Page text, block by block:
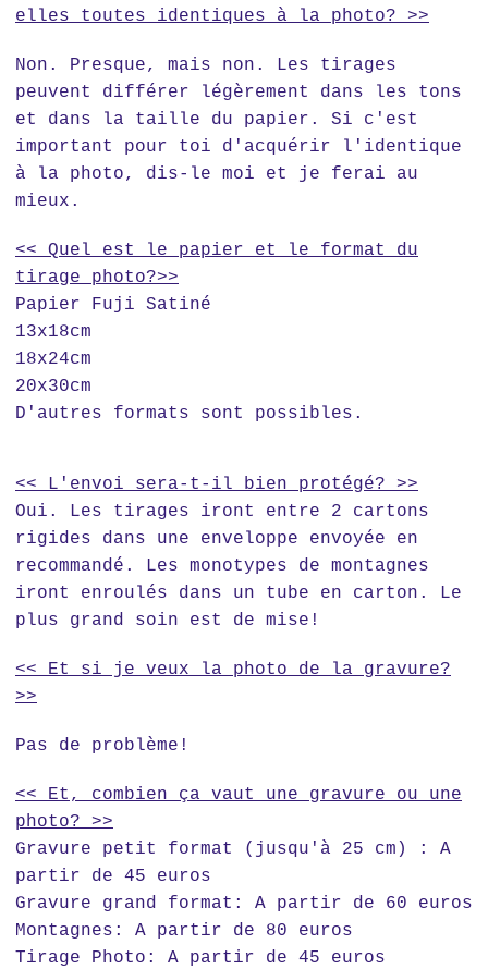
elles toutes identiques à la photo? >>
Non. Presque, mais non. Les tirages
peuvent différer légèrement dans les tons
et dans la taille du papier. Si c'est
important pour toi d'acquérir l'identique
à la photo, dis-le moi et je ferai au
mieux.
<< Quel est le papier et le format du
tirage photo?>>
Papier Fuji Satiné
13x18cm
18x24cm
20x30cm
D'autres formats sont possibles.
<< L'envoi sera-t-il bien protégé? >>
Oui. Les tirages iront entre 2 cartons
rigides dans une enveloppe envoyée en
recommandé. Les monotypes de montagnes
iront enroulés dans un tube en carton. Le
plus grand soin est de mise!
<< Et si je veux la photo de la gravure?
>>
Pas de problème!
<< Et, combien ça vaut une gravure ou une
photo? >>
Gravure petit format (jusqu'à 25 cm) : A
partir de 45 euros
Gravure grand format: A partir de 60 euros
Montagnes: A partir de 80 euros
Tirage Photo: A partir de 45 euros